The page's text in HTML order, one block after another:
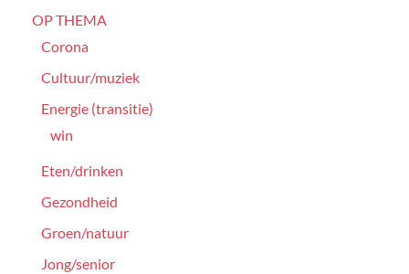
OP THEMA
Corona
Cultuur/muziek
Energie (transitie)
win
Eten/drinken
Gezondheid
Groen/natuur
Jong/senior